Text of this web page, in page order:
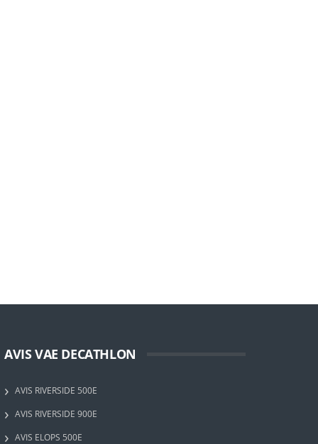
AVIS VAE DECATHLON
AVIS RIVERSIDE 500E
AVIS RIVERSIDE 900E
AVIS ELOPS 500E